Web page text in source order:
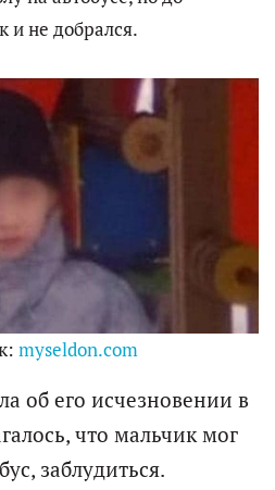
и не добрался.
myseldon.com
об его исчезновении в
что мальчик мог
заблудиться.